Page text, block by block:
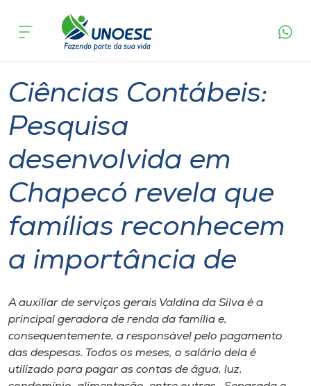
Cursos
Pesquisa
Atendimento ao Estudante
Portal de Ensino
Unoesc
Internacionalização
I.nova
acontece
importância de
Ciências Contábeis:
Pesquisa
desenvolvida em
Chapecó revela que
famílias reconhecem
a importância de
A auxiliar de serviços gerais Valdina da Silva é a
principal geradora de renda da família e,
consequentemente, a responsável pelo pagamento
das despesas. Todos os meses, o salário dela é
utilizado para pagar as contas de água, luz,